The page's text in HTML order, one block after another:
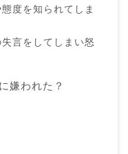
度を知られてしま
言をしてしまい怒
嫌われた？